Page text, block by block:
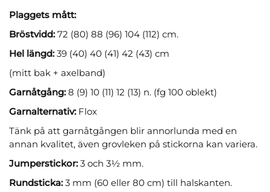
Plaggets mått:
Bröstvidd:72 (80) 88 (96) 104 (112) cm.
Hel längd:39 (40) 40 (41) 42 (43) cm
(mitt bak + axelband)
Garnåtgång:8 (9) 10 (11) 12 (13) n. (fg 100 oblekt)
Garnalternativ:Flox
Tänk på att garnåtgången blir annorlunda med en
annan kvalitet, även grovleken på stickorna kan variera.
Jumperstickor:3 och 3½ mm.
Rundsticka:3 mm (60 eller 80 cm) till halskanten.